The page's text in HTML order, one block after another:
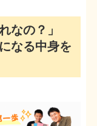
なの？」
なる中身を